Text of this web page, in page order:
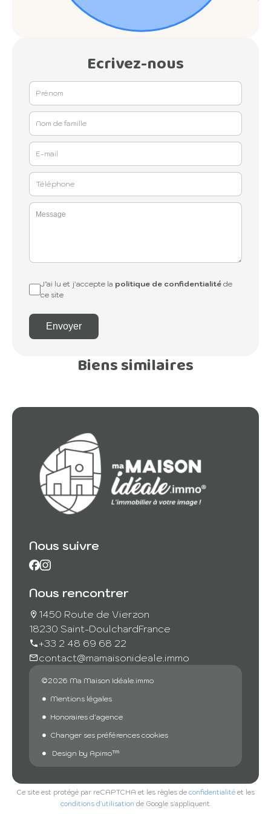
Ecrivez-nous
J’ai lu et j'accepte la politique de confidentialitéde
ce site
Envoyer
Biens similaires
Nous suivre
Nous rencontrer
1450 Route de Vierzon
18230 Saint-DoulchardFrance
+33 2 48 69 68 22
contact@mamaisonideale.immo
©2026 Ma Maison Idéale.immo
Mentions légales
Honoraires d'agence
Changer ses préférences cookies
Design by Apimo™
Ce site est protégé par reCAPTCHA et les règles de confidentialité et les
conditions d'utilisation de Google s'appliquent.